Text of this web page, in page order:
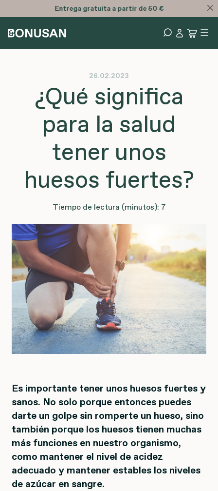
Entrega gratuita a partir de 50 €
26.02.2023
¿Qué significa
para la salud
tener unos
huesos fuertes?
Tiempo de lectura (minutos): 7
Es importante tener unos huesos fuertes y
sanos. No solo porque entonces puedes
darte un golpe sin romperte un hueso, sino
también porque los huesos tienen muchas
más funciones en nuestro organismo,
como mantener el nivel de acidez
adecuado y mantener estables los niveles
de azúcar en sangre.